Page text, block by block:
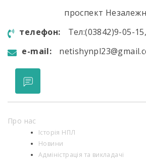
проспект
телефон:
Тел:(03842)9-05-
e-mail:
Про нас
Історія НПЛ
Новини
Адміністрація та викладачі